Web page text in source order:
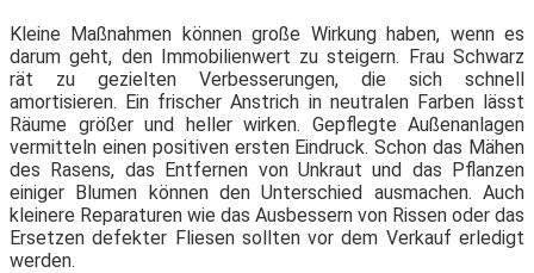
Kleine Maßnahmen können große Wirkung haben, wenn es
darum geht, den Immobilienwert zu steigern. Frau Schwarz
rät zu gezielten Verbesserungen, die sich schnell
amortisieren. Ein frischer Anstrich in neutralen Farben lässt
Räume größer und heller wirken. Gepflegte Außenanlagen
vermitteln einen positiven ersten Eindruck. Schon das Mähen
des Rasens, das Entfernen von Unkraut und das Pflanzen
einiger Blumen können den Unterschied ausmachen. Auch
kleinere Reparaturen wie das Ausbessern von Rissen oder das
Ersetzen defekter Fliesen sollten vor dem Verkauf erledigt
werden.